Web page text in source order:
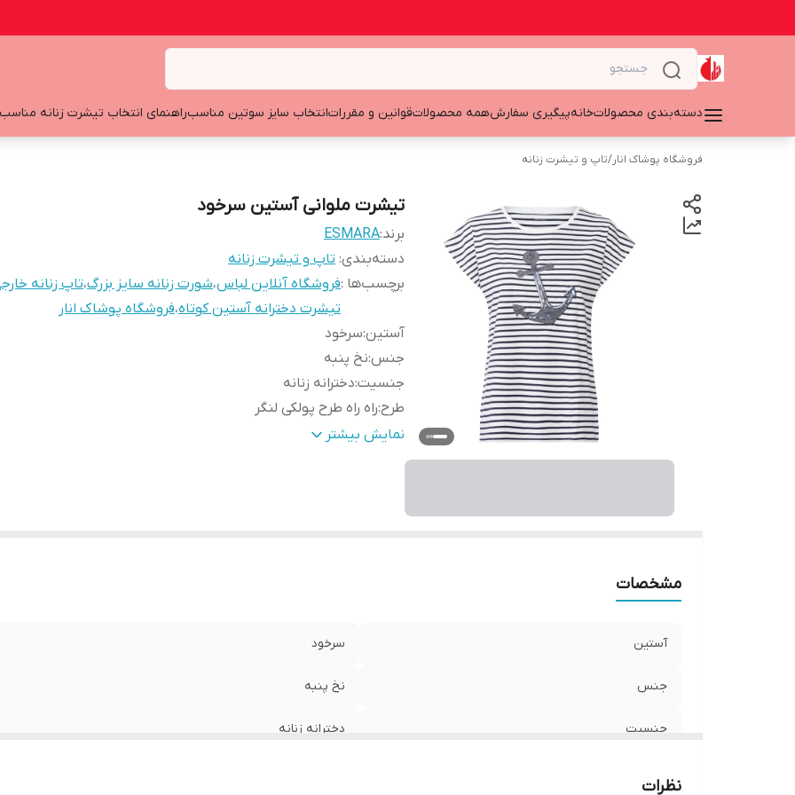
دسته‌بندی محصولاتخانهپیگیری سفارشهمه محصولاتقوانین و مقرراتانتخاب سایز سوتین مناسبراهنمای انتخاب تیشرت زنانه مناسب
فروشگاه پوشاک انار/تاپ و تیشرت زنانه
تیشرت ملوانی آستین سرخود
برند:ESMARA
دسته‌بندی: تاپ و تیشرت زنانه
برچسب‌ها :فروشگاه آنلاین لباس،شورت زنانه سایز بزرگ،تاپ زنانه
تیشرت دخترانه آستین کوتاه،فروشگاه پوشاک انار
آستین:سرخود
جنس:نخ پنبه
جنسیت:دخترانه زنانه
طرح:راه راه طرح پولکی لنگر
سایز:
L 46-48
نمایش بیشتر
مشخصات
آستین سرخود
جنس نخ پنبه
جنسیت دخترانه زنانه
نظرات